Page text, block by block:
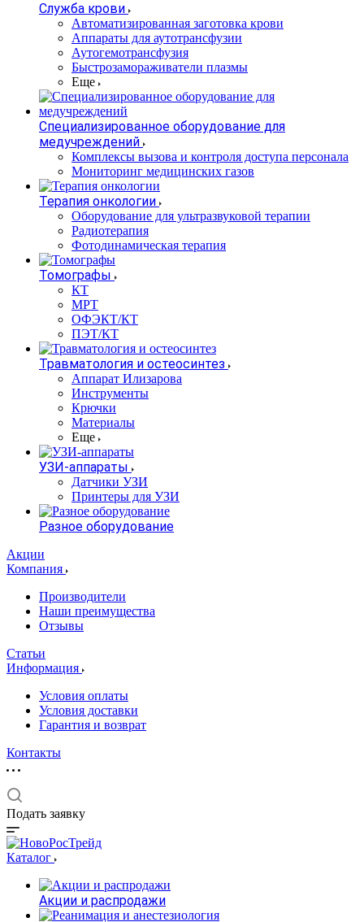
Служба крови
Автоматизированная заготовка крови
Аппараты для аутотрансфузии
Аутогемотрансфузия
Быстрозамораживатели плазмы
Еще
Специализированное оборудование для
медучреждений
Комплексы вызова и контроля доступа персонала
Мониторинг медицинских газов
Терапия онкологии
Оборудование для ультразвуковой терапии
Радиотерапия
Фотодинамическая терапия
Томографы
КТ
МРТ
ОФЭКТ/КТ
ПЭТ/КТ
Травматология и остеосинтез
Аппарат Илизарова
Инструменты
Крючки
Материалы
Еще
УЗИ-аппараты
Датчики УЗИ
Принтеры для УЗИ
Разное оборудование
Акции
Компания
Производители
Наши преимущества
Отзывы
Статьи
Информация
Условия оплаты
Условия доставки
Гарантия и возврат
Контакты
Подать заявку
Каталог
Акции и распродажи